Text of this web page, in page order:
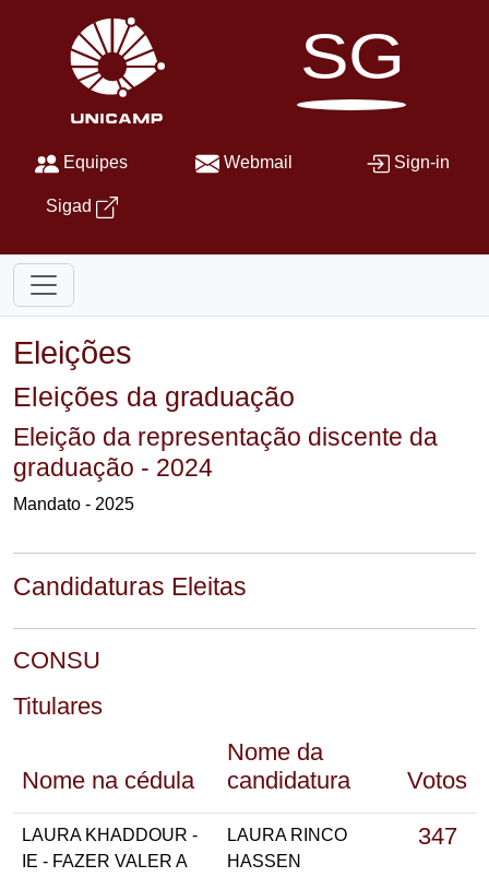
SG
Equipes Webmail Sign-in
Sigad
Eleições
Eleições da graduação
Eleição da representação discente da
graduação - 2024
Mandato - 2025
Candidaturas Eleitas
CONSU
Titulares
Nome na cédula
Nome da
candidatura
Votos
LAURA KHADDOUR -
IE - FAZER VALER A
LAURA RINCO
HASSEN
347